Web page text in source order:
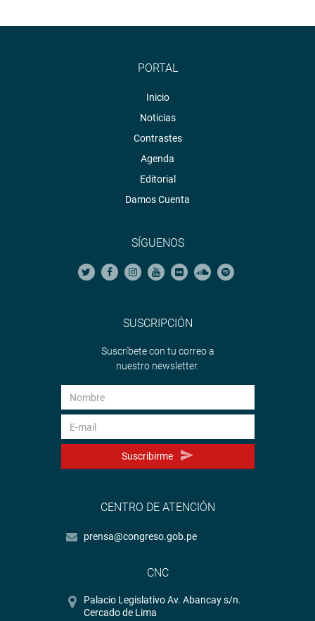
PORTAL
Inicio
Noticias
Contrastes
Agenda
Editorial
Damos Cuenta
SÍGUENOS
SUSCRIPCIÓN
Suscríbete con tu correo a
nuestro newsletter.
Suscribirme
CENTRO DE ATENCIÓN
prensa@congreso.gob.pe
CNC
Palacio Legislativo Av. Abancay s/n.
Cercado de Lima